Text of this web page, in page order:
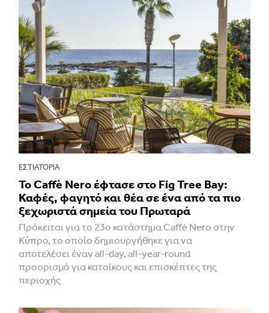
ΕΣΤΙΑΤΌΡΙΑ
Το Caffè Nero έφτασε στο Fig Tree Bay:
Καφές, φαγητό και θέα σε ένα από τα πιο
ξεχωριστά σημεία του Πρωταρά
Πρόκειται για το 23ο κατάστημα Caffè Nero στην
Κύπρο, το οποίο δημιουργήθηκε για να
αποτελέσει έναν all-day, all-year-round
προορισμό για κατοίκους και επισκέπτες της
περιοχής